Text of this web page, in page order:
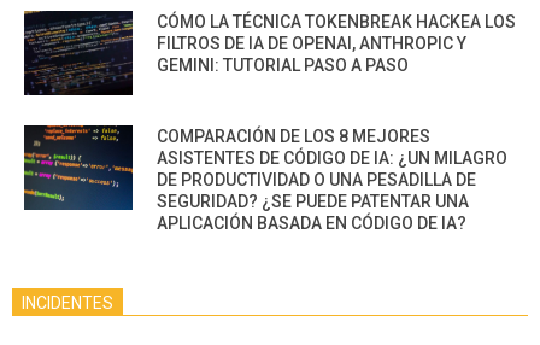
CÓMO LA TÉCNICA TOKENBREAK HACKEA LOS
FILTROS DE IA DE OPENAI, ANTHROPIC Y
GEMINI: TUTORIAL PASO A PASO
COMPARACIÓN DE LOS 8 MEJORES
ASISTENTES DE CÓDIGO DE IA: ¿UN MILAGRO
DE PRODUCTIVIDAD O UNA PESADILLA DE
SEGURIDAD? ¿SE PUEDE PATENTAR UNA
APLICACIÓN BASADA EN CÓDIGO DE IA?
INCIDENTES